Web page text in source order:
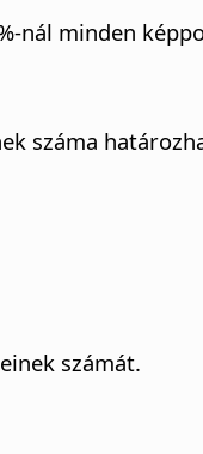
nál minden
száma
számát.